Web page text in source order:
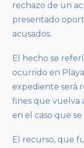
rechazo de un
presentado
acusados.
El hecho se
ocurrido en
expediente será
fines que vuelva
en el caso que
El recurso, que